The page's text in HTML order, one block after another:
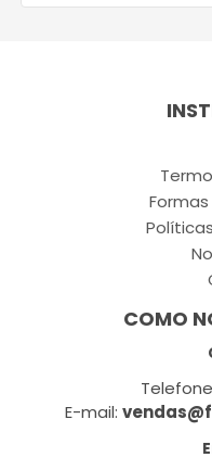
COMO
E-mail: